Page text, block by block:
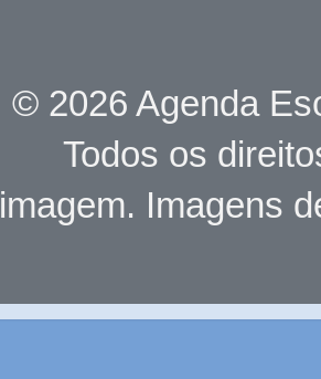
© 2026 Agenda
Todos os
imagem. Imagens